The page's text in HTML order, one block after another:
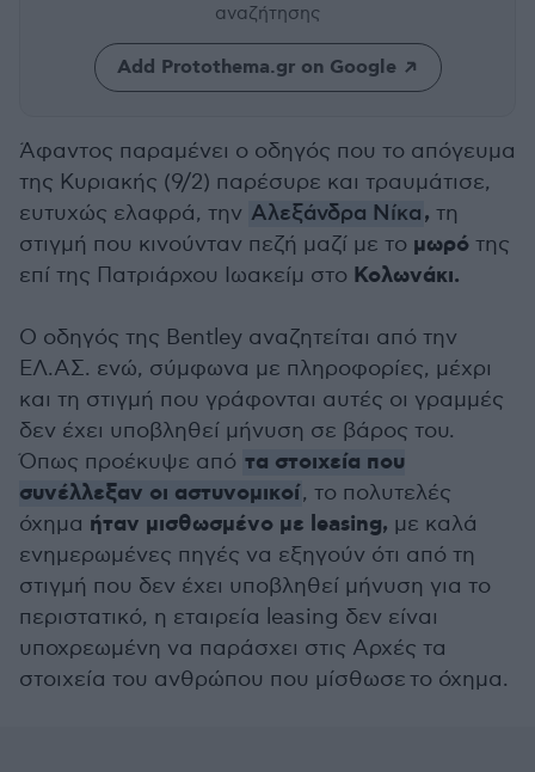
αναζήτησης
Add Protothema.gr on Google
Άφαντος παραμένει ο οδηγός που το απόγευμα
της Κυριακής (9/2) παρέσυρε και τραυμάτισε,
ευτυχώς ελαφρά, την Αλεξάνδρα Νίκα, τη
στιγμή που κινούνταν πεζή μαζί με το μωρό της
επί της Πατριάρχου Ιωακείμ στο Κολωνάκι.
Ο οδηγός της Bentley αναζητείται από την
ΕΛ.ΑΣ. ενώ, σύμφωνα με πληροφορίες, μέχρι
και τη στιγμή που γράφονται αυτές οι γραμμές
δεν έχει υποβληθεί μήνυση σε βάρος του.
Όπως προέκυψε από τα στοιχεία που
συνέλλεξαν οι αστυνομικοί, το πολυτελές
όχημα ήταν μισθωσμένο με leasing, με καλά
ενημερωμένες πηγές να εξηγούν ότι από τη
στιγμή που δεν έχει υποβληθεί μήνυση για το
περιστατικό, η εταιρεία leasing δεν είναι
υποχρεωμένη να παράσχει στις Αρχές τα
στοιχεία του ανθρώπου που μίσθωσε το όχημα.